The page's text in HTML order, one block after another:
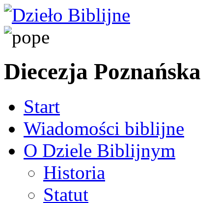
Diecezja Poznańska
Start
Wiadomości biblijne
O Dziele Biblijnym
Historia
Statut